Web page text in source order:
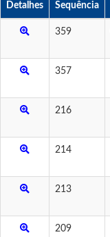
Detalhes Sequência
359
357
216
214
213
209